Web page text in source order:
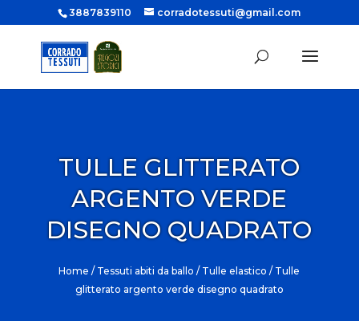
3887839110 corradotessuti@gmail.com
TULLE GLITTERATO
ARGENTO VERDE
DISEGNO QUADRATO
Home / Tessuti abiti da ballo / Tulle elastico / Tulle
glitterato argento verde disegno quadrato